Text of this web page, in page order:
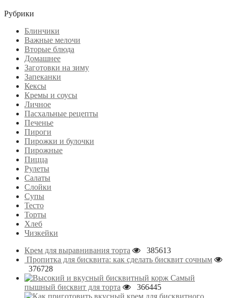
Рубрики
Блинчики
Важные мелочи
Вторые блюда
Домашнее
Заготовки на зиму
Запеканки
Кексы
Кремы и соусы
Личное
Пасхальные рецепты
Печенье
Пироги
Пирожки и булочки
Пирожные
Пицца
Рулеты
Салаты
Слойки
Супы
Тесто
Торты
Хлеб
Чизкейки
Крем для выравнивания торта
385613
Пропитка для бисквита: как сделать бисквит сочным
376728
Самый
пышный бисквит для торта
366445